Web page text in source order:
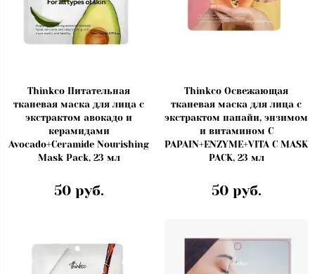
Thinkco Питательная
тканевая маска для лица с
экстрактом авокадо и
керамидами
Avocado+Ceramide Nourishing
Mask Pack, 23 мл
50 руб.
Thinkco Освежающая
тканевая маска для лица с
экстрактом папайи, энзимом
и витамином С
PAPAIN+ENZYME+VITA C MASK
PACK, 23 мл
50 руб.